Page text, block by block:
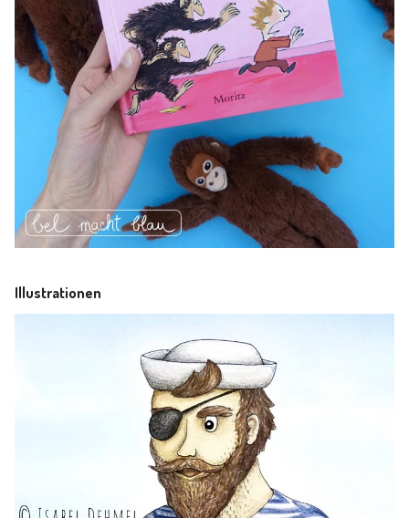
Illustrationen